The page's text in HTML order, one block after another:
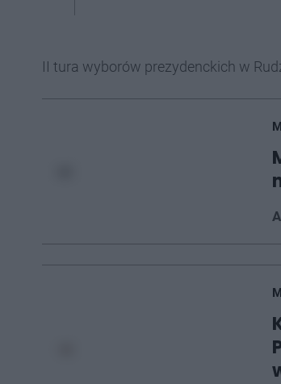
II tura wyborów prezydenckich w